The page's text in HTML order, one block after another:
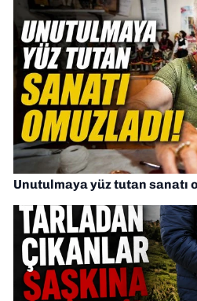
Unutulmaya yüz tutan sanatı